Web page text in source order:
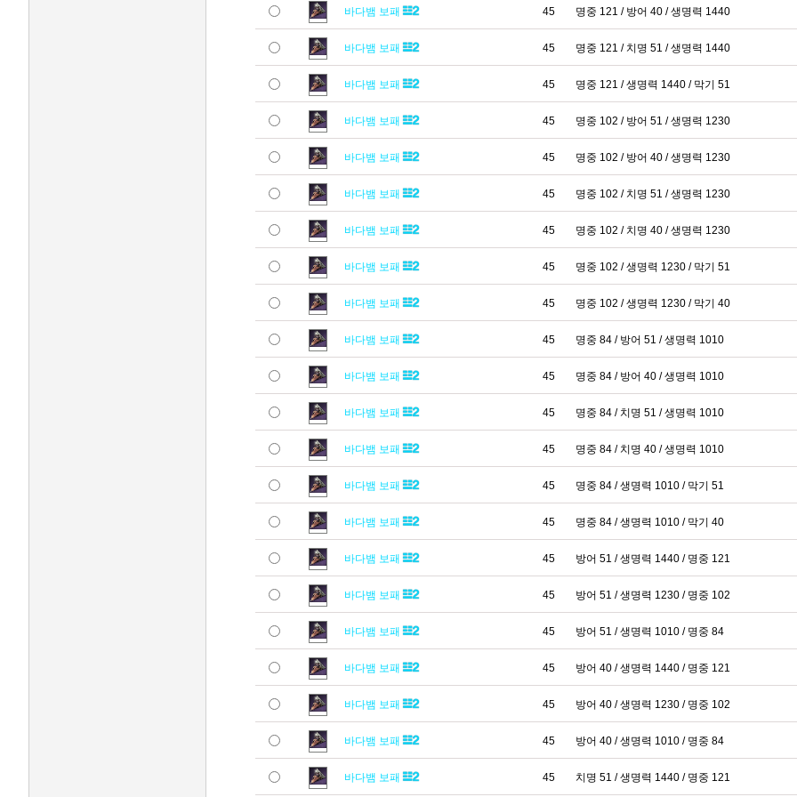
바다뱀 보패 45 명중 121 / 방어 40 / 생명력 1440
바다뱀 보패 45 명중 121 / 치명 51 / 생명력 1440
바다뱀 보패 45 명중 121 / 생명력 1440 / 막기 51
바다뱀 보패 45 명중 102 / 방어 51 / 생명력 1230
바다뱀 보패 45 명중 102 / 방어 40 / 생명력 1230
바다뱀 보패 45 명중 102 / 치명 51 / 생명력 1230
바다뱀 보패 45 명중 102 / 치명 40 / 생명력 1230
바다뱀 보패 45 명중 102 / 생명력 1230 / 막기 51
바다뱀 보패 45 명중 102 / 생명력 1230 / 막기 40
바다뱀 보패 45 명중 84 / 방어 51 / 생명력 1010
바다뱀 보패 45 명중 84 / 방어 40 / 생명력 1010
바다뱀 보패 45 명중 84 / 치명 51 / 생명력 1010
바다뱀 보패 45 명중 84 / 치명 40 / 생명력 1010
바다뱀 보패 45 명중 84 / 생명력 1010 / 막기 51
바다뱀 보패 45 명중 84 / 생명력 1010 / 막기 40
바다뱀 보패 45 방어 51 / 생명력 1440 / 명중 121
바다뱀 보패 45 방어 51 / 생명력 1230 / 명중 102
바다뱀 보패 45 방어 51 / 생명력 1010 / 명중 84
바다뱀 보패 45 방어 40 / 생명력 1440 / 명중 121
바다뱀 보패 45 방어 40 / 생명력 1230 / 명중 102
바다뱀 보패 45 방어 40 / 생명력 1010 / 명중 84
바다뱀 보패 45 치명 51 / 생명력 1440 / 명중 121